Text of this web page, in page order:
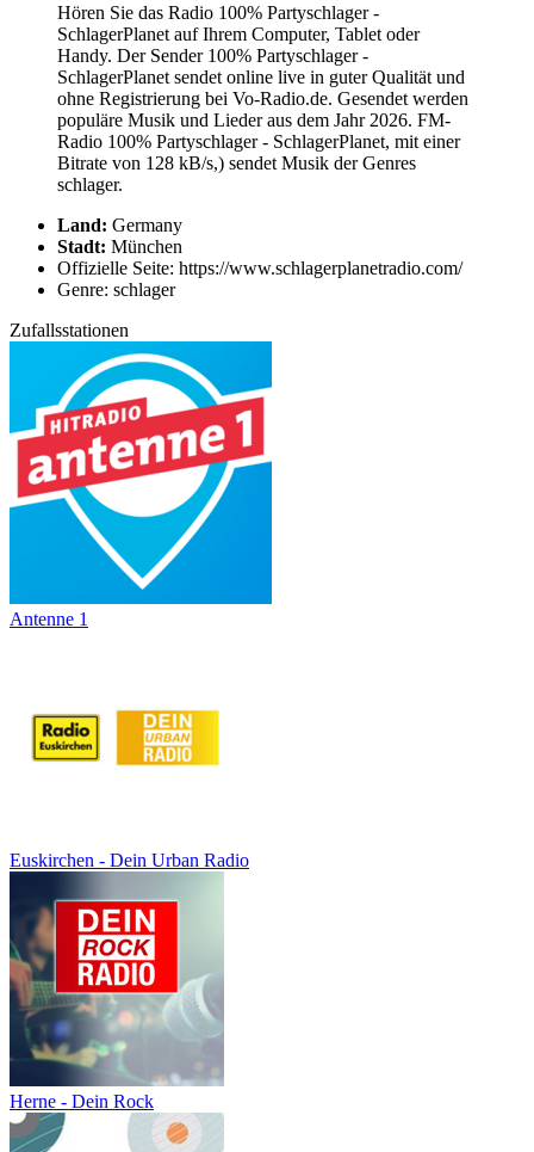
Hören Sie das Radio 100% Partyschlager -
SchlagerPlanet auf Ihrem Computer, Tablet oder
Handy. Der Sender 100% Partyschlager -
SchlagerPlanet sendet online live in guter Qualität und
ohne Registrierung bei Vo-Radio.de. Gesendet werden
populäre Musik und Lieder aus dem Jahr 2026. FM-
Radio 100% Partyschlager - SchlagerPlanet, mit einer
Bitrate von 128 kB/s,) sendet Musik der Genres
schlager.
Land: Germany
Stadt: München
Offizielle Seite: https://www.schlagerplanetradio.com/
Genre: schlager
Zufallsstationen
Antenne 1
Euskirchen - Dein Urban Radio
Herne - Dein Rock